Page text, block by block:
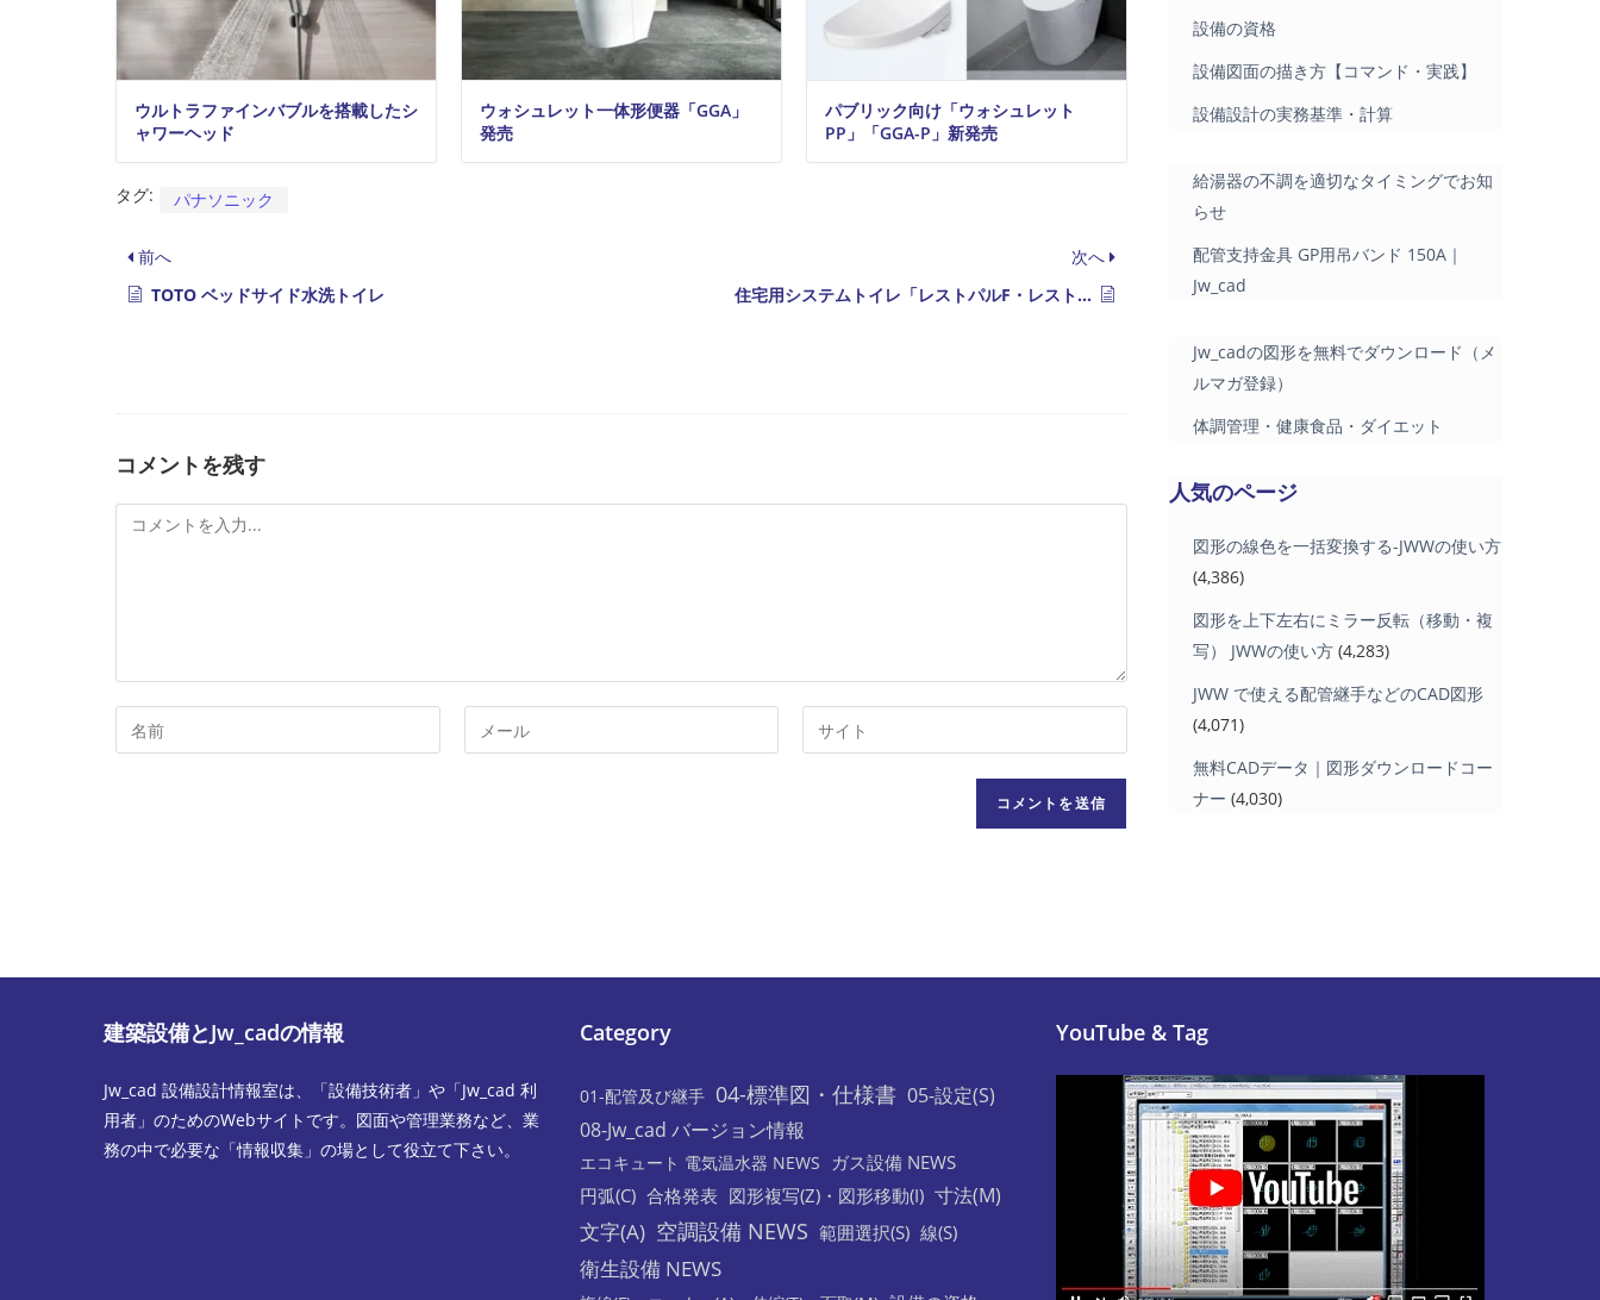
ウルトラファインバブルを搭載したシ
ャワーヘッド
ウォシュレット一体形便器「GGA」
発売
パブリック向け「ウォシュレット
PP」「GGA-P」新発売
タグ: パナソニック
前へ
TOTO ベッドサイド水洗トイレ
次へ
住宅用システムトイレ「レストパルF・レストパル」
コメントを残す
メ
は
ユ
ザ
ー
名
ー
メ
ン
ト
Web
サ
さ
い。
(任
意)
設備の資格
設備図面の描き方【コマンド・実践】
設備設計の実務基準・計算
給湯器の不調を適切なタイミングでお知
らせ
配管支持金具 GP用吊バンド 150A｜
Jw_cad
Jw_cadの図形を無料でダウンロード（メ
ルマガ登録）
体調管理・健康食品・ダイエット
人気のページ
図形の線色を一括変換する-JWWの使い方
(4,386)
図形を上下左右にミラー反転（移動・複
写） JWWの使い方 (4,283)
JWW で使える配管継手などのCAD図形
(4,071)
無料CADデータ｜図形ダウンロードコー
ナー (4,030)
建築設備とJw_cadの情報
Jw_cad 設備設計情報室は、「設備技術者」や「Jw_cad 利
用者」のためのWebサイトです。図面や管理業務など、業
務の中で必要な「情報収集」の場として役立て下さい。
Category
01-配管及び継手 04-標準図・仕様書 05-設定(S)
08-Jw_cad バージョン情報
エコキュート 電気温水器 NEWS
ガス設備 NEWS
円弧(C) 合格発表 図形複写(Z)・図形移動(I) 寸法(M)
文字(A) 空調設備 NEWS 範囲選択(S) 線(S)
衛生設備 NEWS
YouTube & Tag